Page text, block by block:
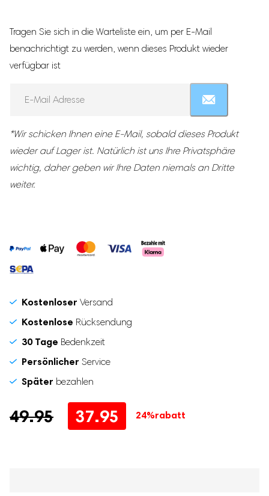
49.95
Ursprünglicher
37.95
Aktueller
24%rabatt
*Wir schicken Ihnen eine E-Mail, sobald dieses Produkt
wieder auf Lager ist. Natürlich ist uns Ihre Privatsphäre
wichtig, daher geben wir Ihre Daten niemals an Dritte
weiter.
Kostenloser Versand
Kostenlose Rücksendung
30 Tage Bedenkzeit
Persönlicher Service
Später bezahlen
Tragen Sie sich in die Warteliste ein, um per E-Mail
benachrichtigt zu werden, wenn dieses Produkt wieder
verfügbar ist
your
address
join
the
waitlist
Muttermilchbeutel
Brustmassagegeräte
Stilleinlagen
Stilltücher
Tragbarer Muttermilch-Kühler
Schwangerschaftsbedarf